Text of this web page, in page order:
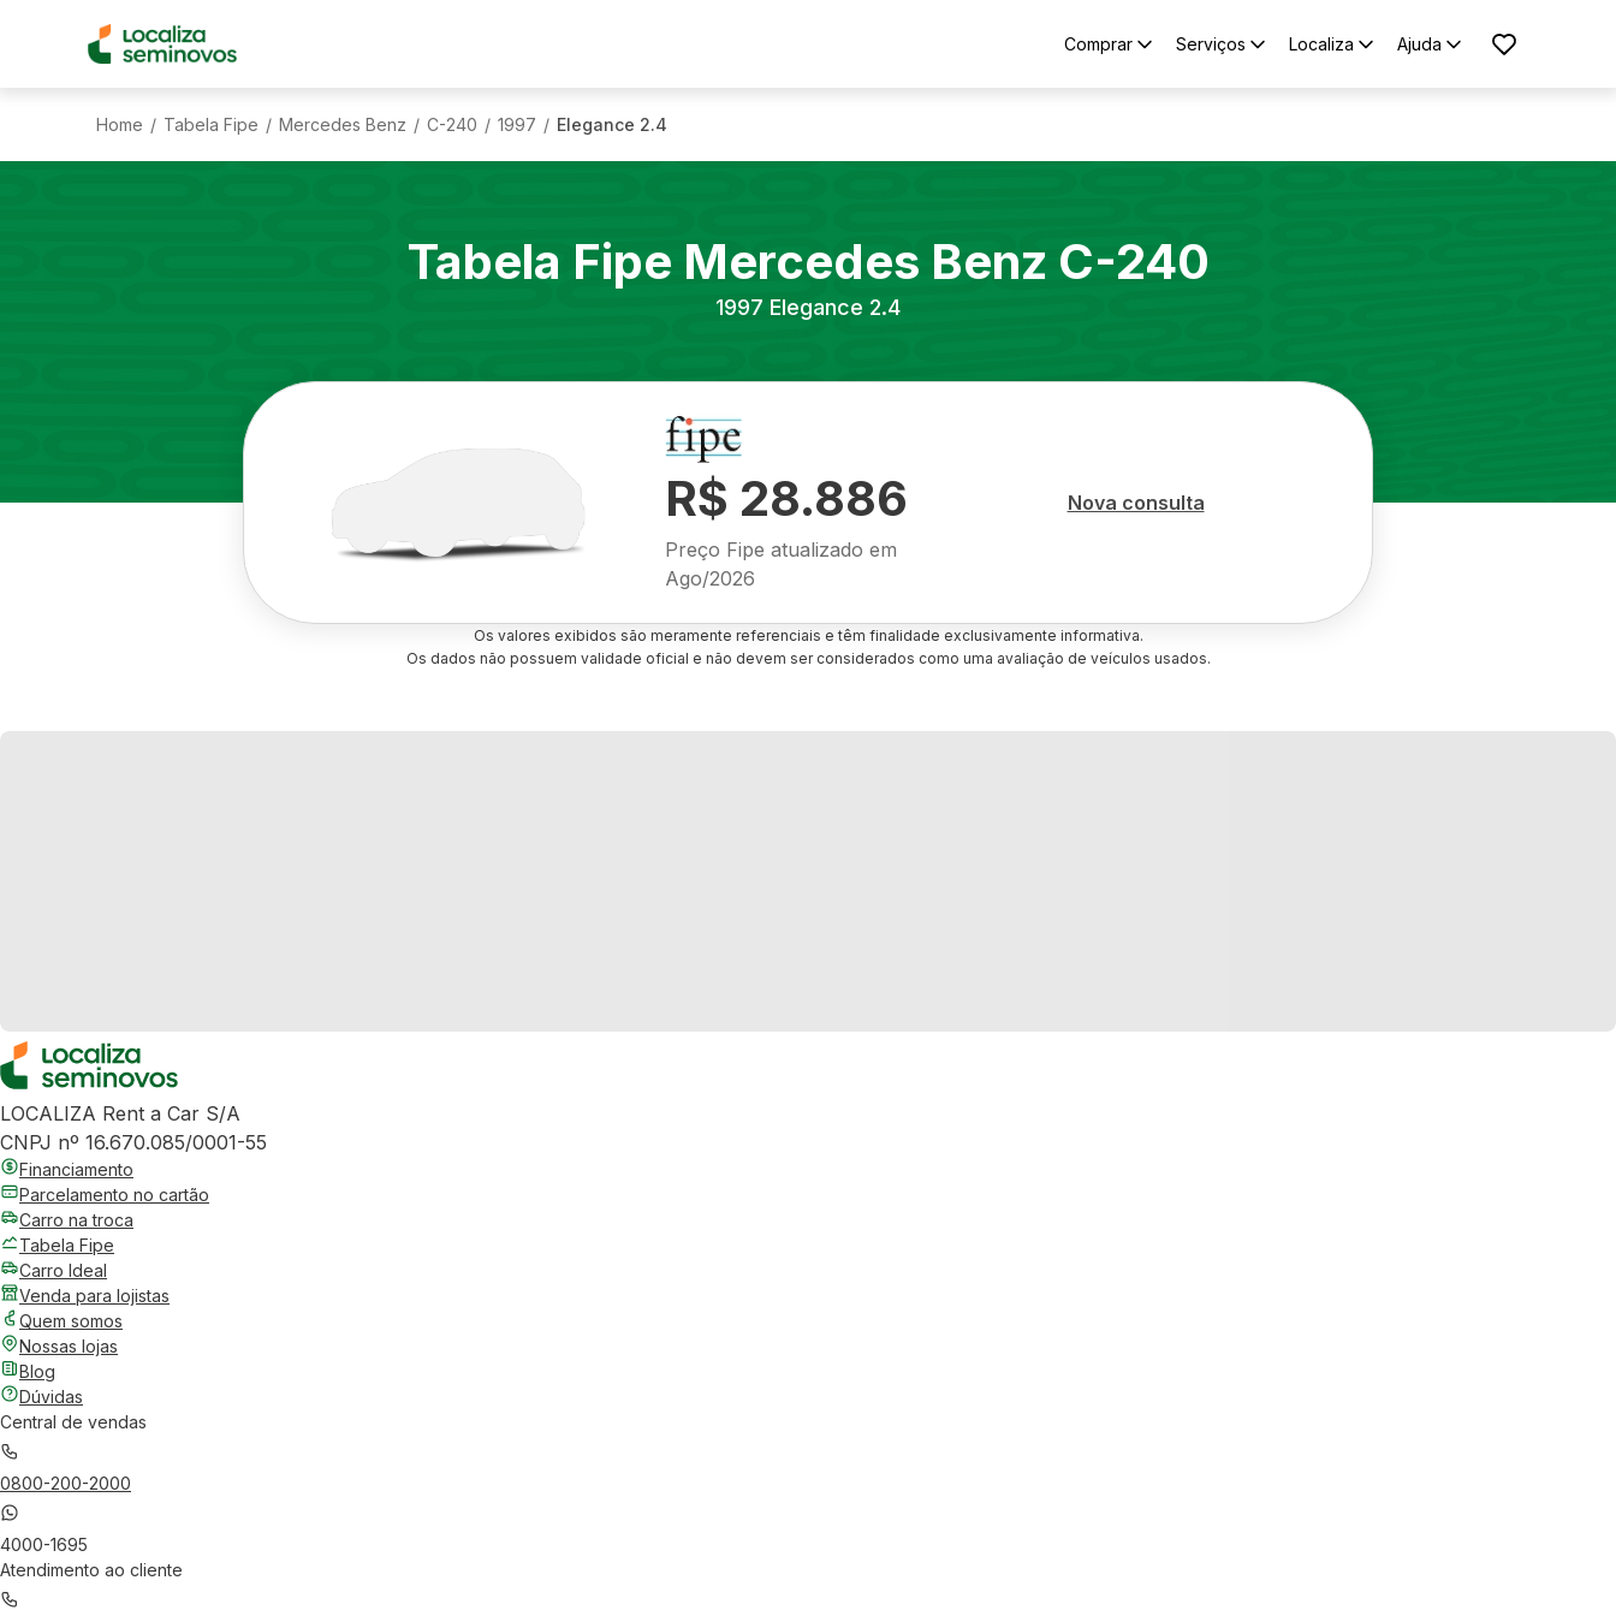
Comprar Serviços Localiza Ajuda
Home / Tabela Fipe / Mercedes Benz / C-240 / 1997 / Elegance 2.4
Tabela Fipe Mercedes Benz C-240
1997 Elegance 2.4
R$ 28.886
Preço Fipe atualizado em
Ago/2026
Nova consulta
Os valores exibidos são meramente referenciais e têm finalidade exclusivamente informativa.
Os dados não possuem validade oficial e não devem ser considerados como uma avaliação de veículos usados.
LOCALIZA Rent a Car S/A
CNPJ nº 16.670.085/0001-55
Financiamento
Parcelamento no cartão
Carro na troca
Tabela Fipe
Carro Ideal
Venda para lojistas
Quem somos
Nossas lojas
Blog
Dúvidas
Central de vendas
0800-200-2000
4000-1695
Atendimento ao cliente